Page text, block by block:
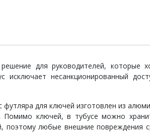
для руководителей, которые
исключает несанкционированный
для ключей изготовлен из
Помимо ключей, в тубусе можно
поэтому любые внешние повреждения